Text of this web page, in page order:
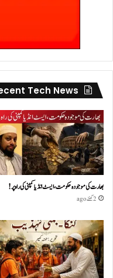
Tech News
بھارت کی موجودہ حکومت،ایسٹ انڈیا کمپنی کی راہ پر!
2 گھنٹے ago